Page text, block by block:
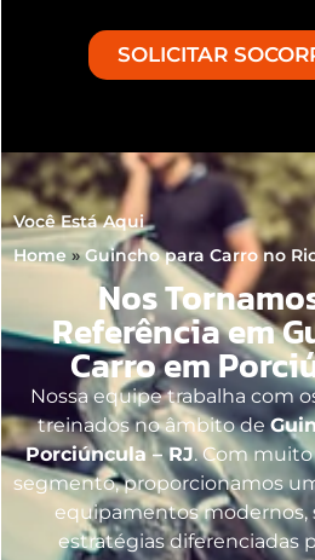
SOLICITAR
Você Está Aqui
Home»Guincho para Carro no
Nos
Referência em
Carro em
Nossa equipe trabalha com
treinados no âmbito de
Porciúncula – RJ. Com
segmento, proporcionamos
equipamentos modernos,
estratégias diferenciadas